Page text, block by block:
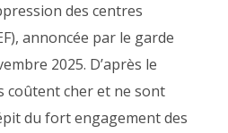
des centres
annoncée par le garde
2025. D’après le
coûtent cher et ne sont
du fort engagement des